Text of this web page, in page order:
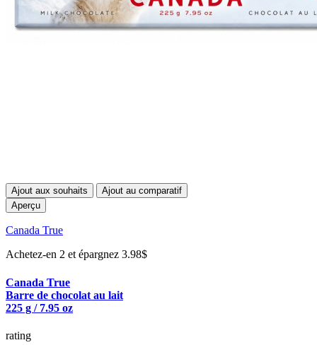
Ajout aux souhaits
Ajout au comparatif
Aperçu
Canada True
Achetez-en 2 et épargnez 3.98$
Canada True
Barre de chocolat au lait
225 g / 7.95 oz
rating